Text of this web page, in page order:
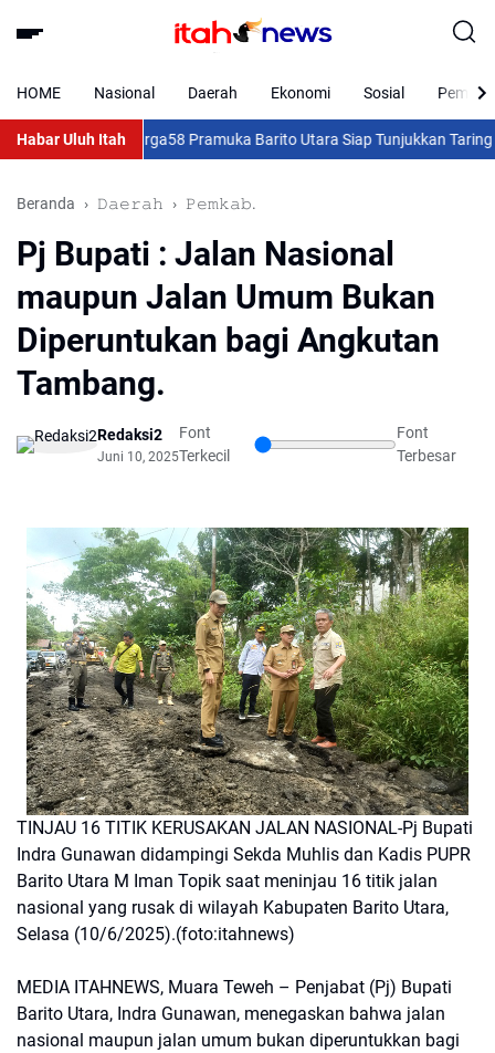
HOME Nasional Daerah Ekonomi Sosial
Habar Uluh Itah
Warga 58 Pramuka Barito Utara Siap Tunjukkan Taring di
Beranda 𝙳𝚊𝚎𝚛𝚊𝚑 𝙿𝚎𝚖𝚔𝚊𝚋.
Pj Bupati : Jalan Nasional
maupun Jalan Umum Bukan
Diperuntukan bagi Angkutan
Tambang.
Redaksi2
Juni 10, 2025
Font
Terkecil
Font
Terbesar
TINJAU 16 TITIK KERUSAKAN JALAN NASIONAL-Pj Bupati
Indra Gunawan didampingi Sekda Muhlis dan Kadis PUPR
Barito Utara M Iman Topik saat meninjau 16 titik jalan
nasional yang rusak di wilayah Kabupaten Barito Utara,
Selasa (10/6/2025).(foto:itahnews)
MEDIA ITAHNEWS, Muara Teweh – Penjabat (Pj) Bupati
Barito Utara, Indra Gunawan, menegaskan bahwa jalan
nasional maupun jalan umum bukan diperuntukkan bagi